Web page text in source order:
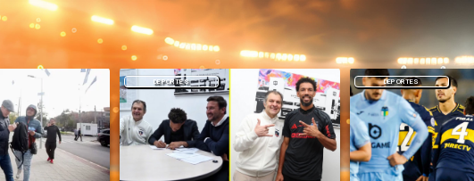
DEPORTES NACIONAL